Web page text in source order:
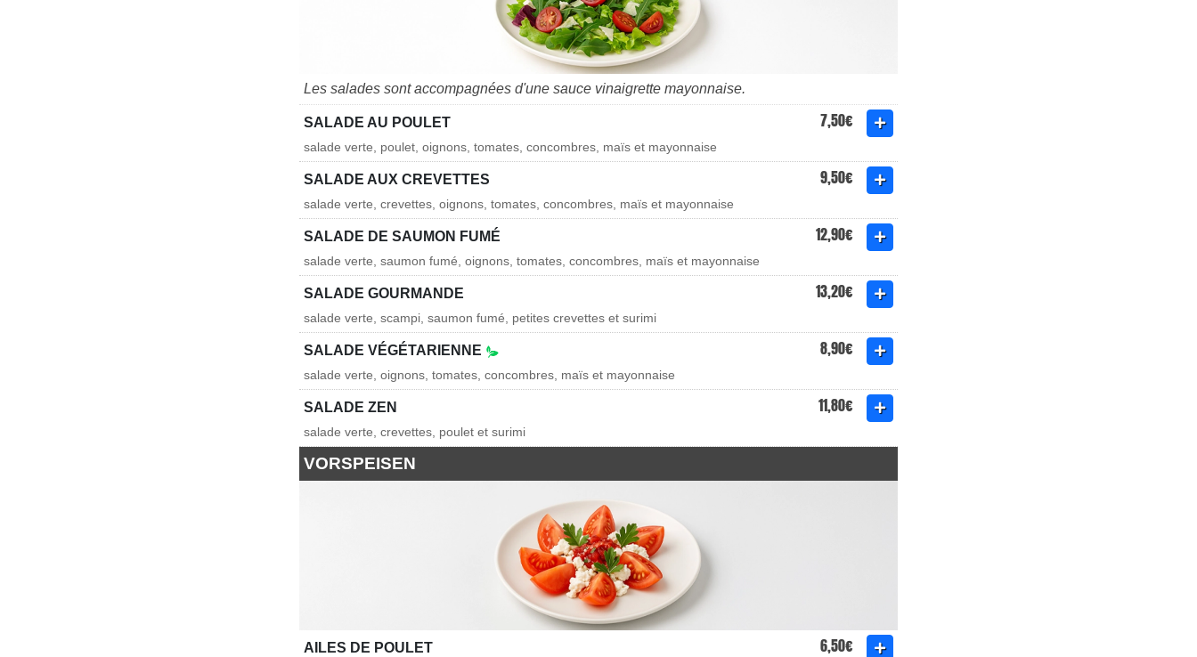
Les salades sont accompagnées d'une sauce vinaigrette mayonnaise.
SALADE AU POULET 7,50€
salade verte, poulet, oignons, tomates, concombres, maïs et mayonnaise
SALADE AUX CREVETTES 9,50€
salade verte, crevettes, oignons, tomates, concombres, maïs et mayonnaise
SALADE DE SAUMON FUMÉ 12,90€
salade verte, saumon fumé, oignons, tomates, concombres, maïs et mayonnaise
SALADE GOURMANDE 13,20€
salade verte, scampi, saumon fumé, petites crevettes et surimi
SALADE VÉGÉTARIENNE 8,90€
salade verte, oignons, tomates, concombres, maïs et mayonnaise
SALADE ZEN 11,80€
salade verte, crevettes, poulet et surimi
VORSPEISEN
AILES DE POULET 6,50€